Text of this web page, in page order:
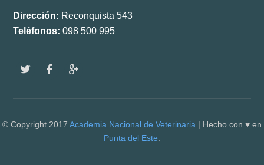
Dirección: Reconquista 543
Teléfonos: 098 500 995
w f g
© Copyright 2017 Academia Nacional de Veterinaria | Hecho con ♥ en
Punta del Este